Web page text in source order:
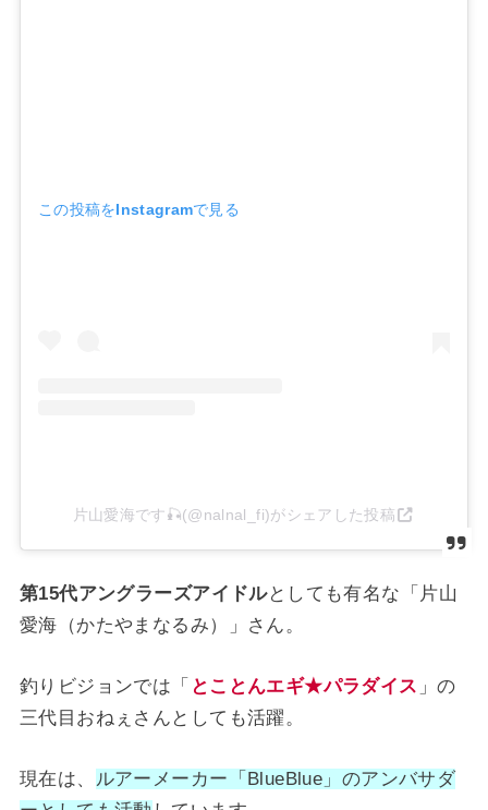
この投稿をInstagramで見る
片山愛海です🎣(@nalnal_fi)がシェアした投稿
第15代アングラーズアイドルとしても有名な「片山
愛海（かたやまなるみ）」さん。
釣りビジョンでは「 とことんエギ★パラダイス 」の
三代目おねぇさんとしても活躍。
現在は、 ルアーメーカー「BlueBlue」のアンバサダ